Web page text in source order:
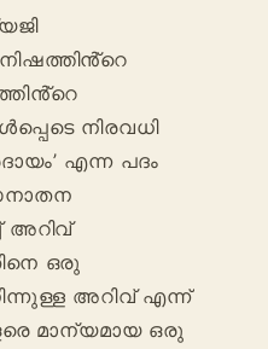
നിരവധി
എന്ന പദം
അറിവ്
ഒരു
അറിവ് എന്ന്
മാന്യമായ ഒരു